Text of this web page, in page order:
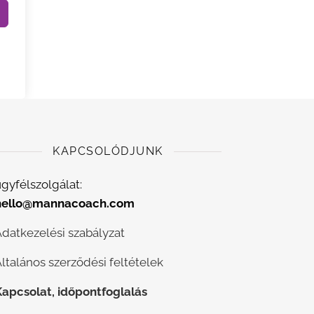
KAPCSOLÓDJUNK
szabályzat
szerződési feltételek
időpontfoglalás